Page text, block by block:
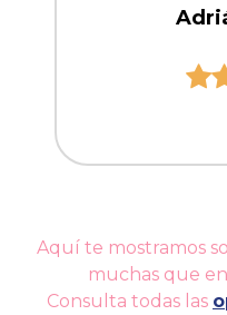
Aquí te mostramos
muchas que
Consulta todas las